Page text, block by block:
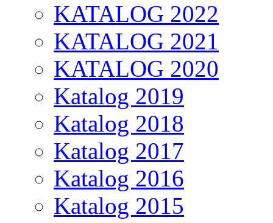
KATALOG 2022
KATALOG 2021
KATALOG 2020
Katalog 2019
Katalog 2018
Katalog 2017
Katalog 2016
Katalog 2015